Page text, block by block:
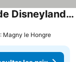
Square-bnb - Duplex à 10min de Disneyland Paris
Magny le Hongre